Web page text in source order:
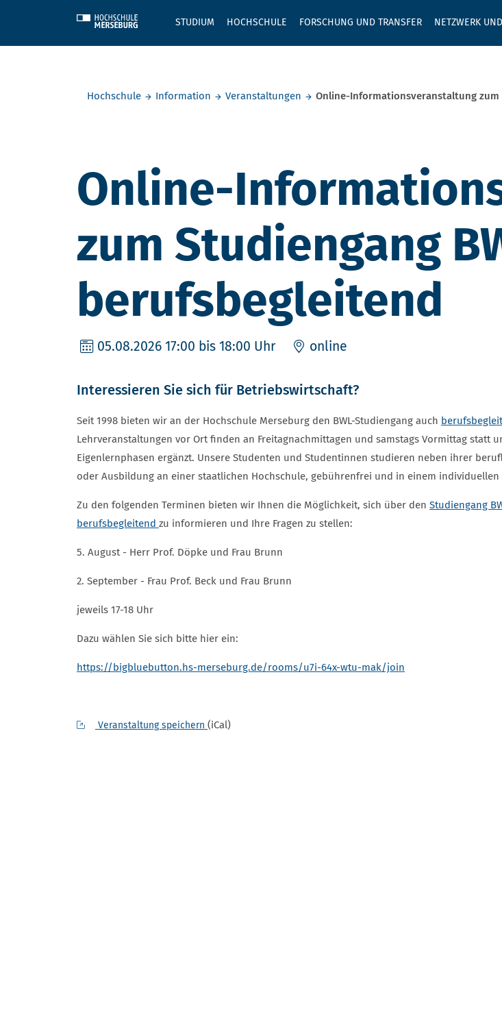
STUDIUM HOCHSCHULE FORSCHUNG UND TRANSFER NETZWERK
Hochschule
Information Veranstaltungen Online-Informationsveranstaltung zum
Online-
zum Studiengang
berufsbegleitend
05.08.2026 17:00 bis 18:00 Uhr online
Interessieren Sie sich für Betriebswirtschaft?
Seit 1998 bieten wir an der Hochschule Merseburg den BWL-Studiengang auch
Lehrveranstaltungen vor Ort finden an Freitagnachmittagen und samstags Vormittag statt
Eigenlernphasen ergänzt. Unsere Studenten und Studentinnen studieren neben ihrer
oder Ausbildung an einer staatlichen Hochschule, gebührenfrei und in einem individuellen
Zu den folgenden Terminen bieten wir Ihnen die Möglichkeit, sich über den Studiengang
berufsbegleitend zu informieren und Ihre Fragen zu stellen:
5. August - Herr Prof. Döpke und Frau Brunn
2. September - Frau Prof. Beck und Frau Brunn
jeweils 17-18 Uhr
Dazu wählen Sie sich bitte hier ein:
https://bigbluebutton.hs-merseburg.de/rooms/u7i-64x-wtu-mak/join
Veranstaltung speichern (iCal)